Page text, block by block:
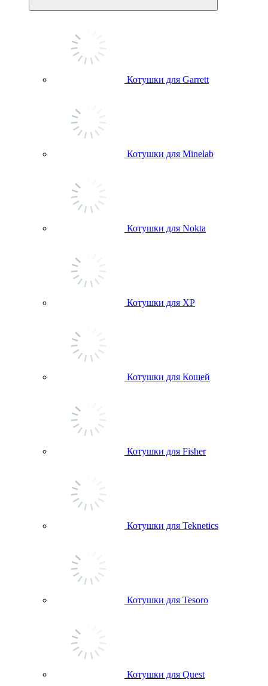
Котушки для Garrett
Котушки для Minelab
Котушки для Nokta
Котушки для ХР
Котушки для Кощей
Котушки для Fisher
Котушки для Teknetics
Котушки для Tesoro
Котушки для Quest